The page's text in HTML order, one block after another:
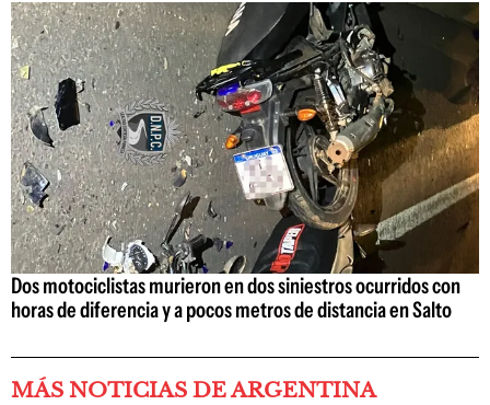
Dos motociclistas murieron en dos siniestros ocurridos con
horas de diferencia y a pocos metros de distancia en Salto
MÁS NOTICIAS DE ARGENTINA